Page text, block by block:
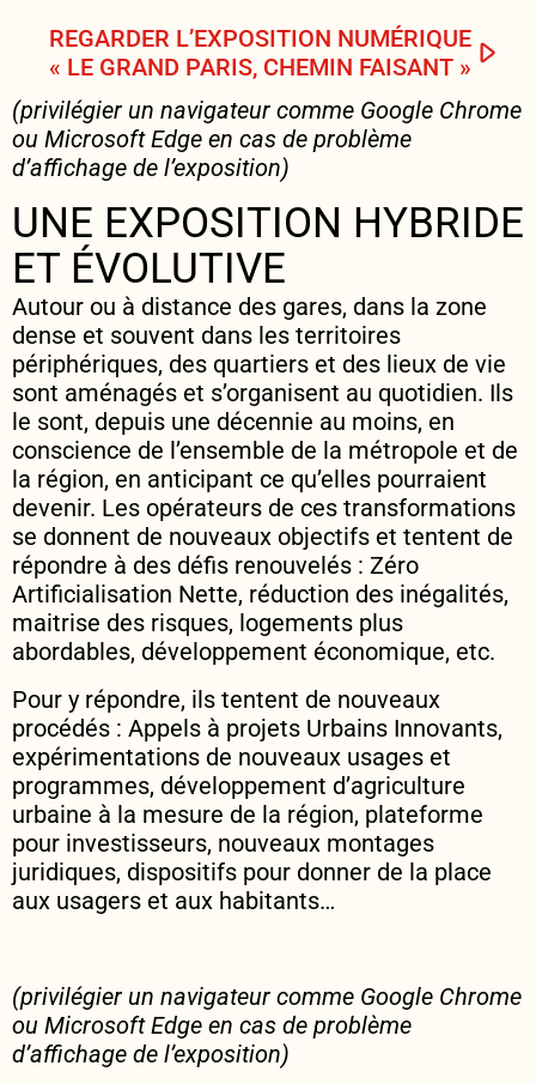
REGARDER L’EXPOSITION NUMÉRIQUE
« LE GRAND PARIS, CHEMIN FAISANT »
(privilégier un navigateur comme Google Chrome
ou Microsoft Edge en cas de problème
d’affichage de l’exposition)
UNE EXPOSITION HYBRIDE
ET ÉVOLUTIVE
Autour ou à distance des gares, dans la zone
dense et souvent dans les territoires
périphériques, des quartiers et des lieux de vie
sont aménagés et s’organisent au quotidien. Ils
le sont, depuis une décennie au moins, en
conscience de l’ensemble de la métropole et de
la région, en anticipant ce qu’elles pourraient
devenir. Les opérateurs de ces transformations
se donnent de nouveaux objectifs et tentent de
répondre à des défis renouvelés : Zéro
Artificialisation Nette, réduction des inégalités,
maitrise des risques, logements plus
abordables, développement économique, etc.
Pour y répondre, ils tentent de nouveaux
procédés : Appels à projets Urbains Innovants,
expérimentations de nouveaux usages et
programmes, développement d’agriculture
urbaine à la mesure de la région, plateforme
pour investisseurs, nouveaux montages
juridiques, dispositifs pour donner de la place
aux usagers et aux habitants…
(privilégier un navigateur comme Google Chrome
ou Microsoft Edge en cas de problème
d’affichage de l’exposition)